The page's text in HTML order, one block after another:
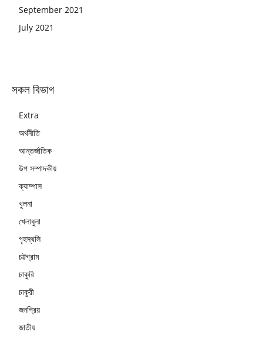
September 2021
July 2021
সকল বিভাগ
Extra
অর্থনীতি
আন্তর্জাতিক
উপ সম্পাদকীয়
ক্যাম্পাস
খুলনা
খেলাধুলা
গৃহস্থলি
চট্টগ্রাম
চাকুরি
চাকুরী
জনপ্রিয়
জাতীয়